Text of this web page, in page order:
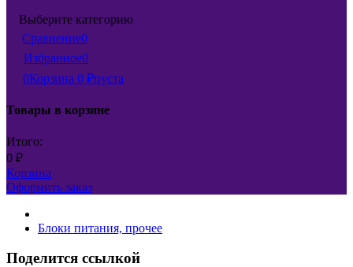
Выберите категорию
Сравнение0
Избранное0
0Корзина 0 ₽пуста
Товары в корзине
Итого:
0 ₽
Корзина
Оформить заказ
Блоки питания, прочее
Поделится ссылкой